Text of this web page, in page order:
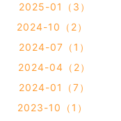
2025-01（3）
2024-10（2）
2024-07（1）
2024-04（2）
2024-01（7）
2023-10（1）